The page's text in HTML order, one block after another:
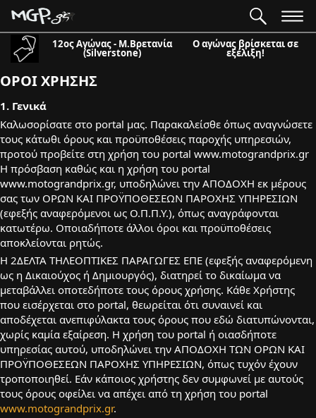
12ος Αγώνας - Μ.Βρετανία
(Silverstone)
Ο αγώνας βρίσκεται σε
εξέλιξη!
ΟΡΟΙ ΧΡΗΣΗΣ
1. Γενικά
Καλωσορίσατε στο portal μας. Παρακαλείσθε όπως αναγνώσετε
τους κάτωθι όρους και προϋποθέσεις παροχής υπηρεσιών,
προτού προβείτε στη χρήση του portal www.motograndprix.gr
Η πρόσβαση καθώς και η χρήση του portal
www.motograndprix.gr, υποδηλώνει την ΑΠΟΔΟΧΗ εκ μέρους
σας των ΟΡΩΝ ΚΑΙ ΠΡΟΫΠΟΘΕΣΕΩΝ ΠΑΡΟΧΗΣ ΥΠΗΡΕΣΙΩΝ
(εφεξής αναφερόμενοι ως Ο.Π.Π.Υ.), όπως αναγράφονται
κατωτέρω. Οποιαδήποτε άλλοι όροι και προϋποθέσεις
αποκλείονται ρητώς.
Η 2ΔΕΛΤΑ ΤΗΛΕΟΠΤΙΚΕΣ ΠΑΡΑΓΩΓΕΣ ΕΠΕ (εφεξής αναφερόμενη
ως η Δικαιούχος ή Δημιουργός), διατηρεί το δικαίωμα να
μεταβάλλει οποτεδήποτε τους όρους χρήσης. Κάθε Χρήστης
που εισέρχεται στο portal, θεωρείται ότι συναινεί και
αποδέχεται ανεπιφύλακτα τους όρους που εδώ διατυπώνονται,
χωρίς καμία εξαίρεση. Η χρήση του portal ή οιασδήποτε
υπηρεσίας αυτού, υποδηλώνει την ΑΠΟΔΟΧΗ ΤΩΝ ΟΡΩΝ ΚΑΙ
ΠΡΟΫΠΟΘΕΣΕΩΝ ΠΑΡΟΧΗΣ ΥΠΗΡΕΣΙΩΝ, όπως τυχόν έχουν
τροποποιηθεί. Εάν κάποιος χρήστης δεν συμφωνεί με αυτούς
τους όρους οφείλει να απέχει από τη χρήση του portal
www.motograndprix.gr.